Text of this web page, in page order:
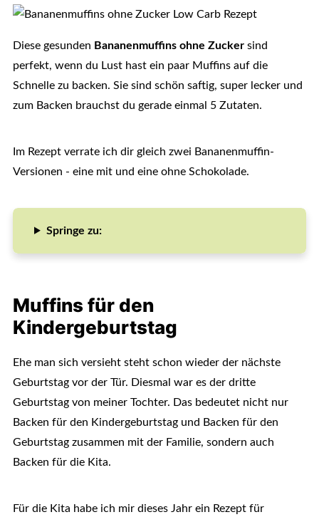
Diese gesunden Bananenmuffins ohne Zuckersind
perfekt, wenn du Lust hast ein paar Muffins auf die
Schnelle zu backen. Sie sind schön saftig, super lecker und
zum Backen brauchst du gerade einmal 5 Zutaten.
Im Rezept verrate ich dir gleich zwei Bananenmuffin-
Versionen - eine mit und eine ohne Schokolade.
Springe zu:
Muffins für den
Kindergeburtstag
Ehe man sich versieht steht schon wieder der nächste
Geburtstag vor der Tür. Diesmal war es der dritte
Geburtstag von meiner Tochter. Das bedeutet nicht nur
Backen für den Kindergeburtstag und Backen für den
Geburtstag zusammen mit der Familie, sondern auch
Backen für die Kita.
Für die Kita habe ich mir dieses Jahr ein Rezept für